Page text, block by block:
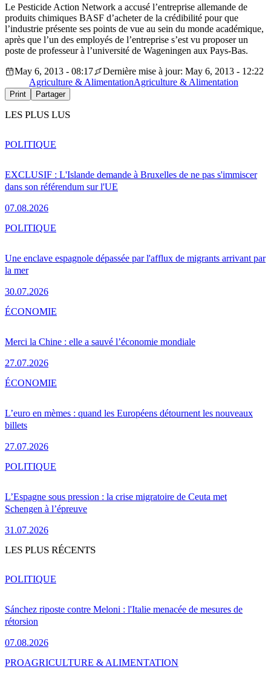
Le Pesticide Action Network a accusé l’entreprise allemande de
produits chimiques BASF d’acheter de la crédibilité pour que
l’industrie présente ses points de vue au sein du monde académique,
après que l’un des employés de l’entreprise s’est vu proposer un
poste de professeur à l’université de Wageningen aux Pays-Bas.
May 6, 2013 - 08:17
Dernière mise à jour: May 6, 2013 - 12:22
Agriculture & AlimentationAgriculture & Alimentation
Print Partager
LES PLUS LUS
EXCLUSIF : L'Islande demande à Bruxelles de ne pas s'immiscer
dans son référendum sur l'UE
07.08.2026
POLITIQUE
Une enclave espagnole dépassée par l'afflux de migrants arrivant par
la mer
30.07.2026
POLITIQUE
Merci la Chine : elle a sauvé l’économie mondiale
27.07.2026
ÉCONOMIE
L’euro en mèmes : quand les Européens détournent les nouveaux
billets
27.07.2026
ÉCONOMIE
L’Espagne sous pression : la crise migratoire de Ceuta met
Schengen à l’épreuve
31.07.2026
POLITIQUE
LES PLUS RÉCENTS
Sánchez riposte contre Meloni : l'Italie menacée de mesures de
rétorsion
07.08.2026
POLITIQUE
PROAGRICULTURE & ALIMENTATION